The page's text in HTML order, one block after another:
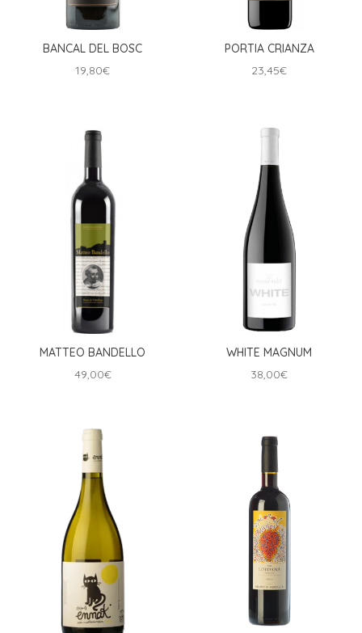
BANCAL DEL BOSC
19,80€
PORTIA CRIANZA
23,45€
MATTEO BANDELLO
49,00€
WHITE MAGNUM
38,00€